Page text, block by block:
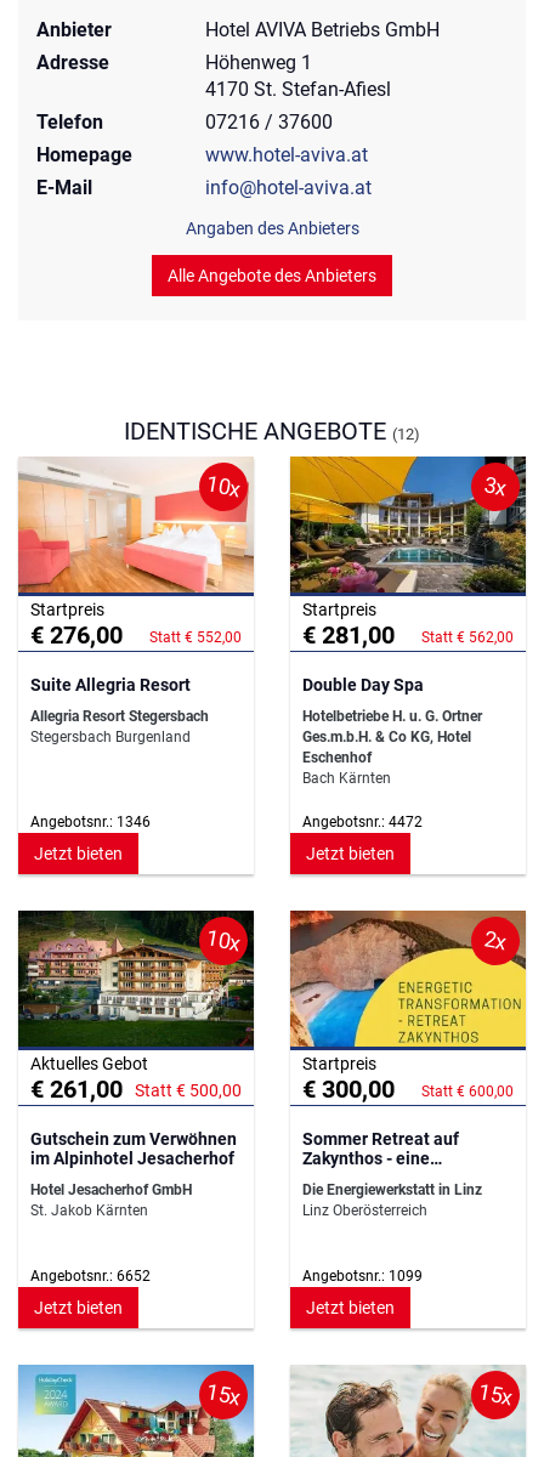
Anbieter
Hotel AVIVA Betriebs GmbH
Adresse
Höhenweg 1
4170 St. Stefan-Afiesl
Telefon
07216 / 37600
Homepage
www.hotel-aviva.at
E-Mail
info@hotel-aviva.at
Angaben des Anbieters
Alle Angebote des Anbieters
IDENTISCHE ANGEBOTE (12)
10x
Startpreis
€ 276,00 Statt € 552,00
Suite Allegria Resort
Allegria Resort Stegersbach
Stegersbach Burgenland
Angebotsnr.: 1346
Jetzt bieten
3x
Startpreis
€ 281,00 Statt € 562,00
Double Day Spa
Hotelbetriebe H. u. G. Ortner
Ges.m.b.H. & Co KG, Hotel
Eschenhof
Bach Kärnten
Angebotsnr.: 4472
Jetzt bieten
10x
Aktuelles Gebot
€ 261,00 Statt € 500,00
Gutschein zum Verwöhnen
im Alpinhotel Jesacherhof
Hotel Jesacherhof GmbH
St. Jakob Kärnten
Angebotsnr.: 6652
Jetzt bieten
2x
Startpreis
€ 300,00 Statt € 600,00
Sommer Retreat auf
Zakynthos - eine
Alltag
Die Energiewerkstatt in Linz
Linz Oberösterreich
Angebotsnr.: 1099
Jetzt bieten
15x 15x